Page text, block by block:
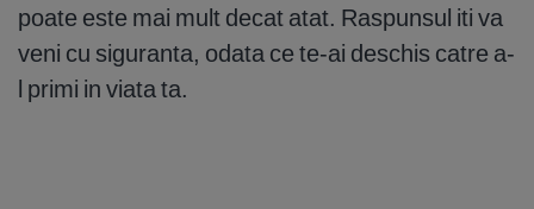
poate este mai mult decat atat. Raspunsul iti va
veni cu siguranta, odata ce te-ai deschis catre a-
l primi in viata ta.